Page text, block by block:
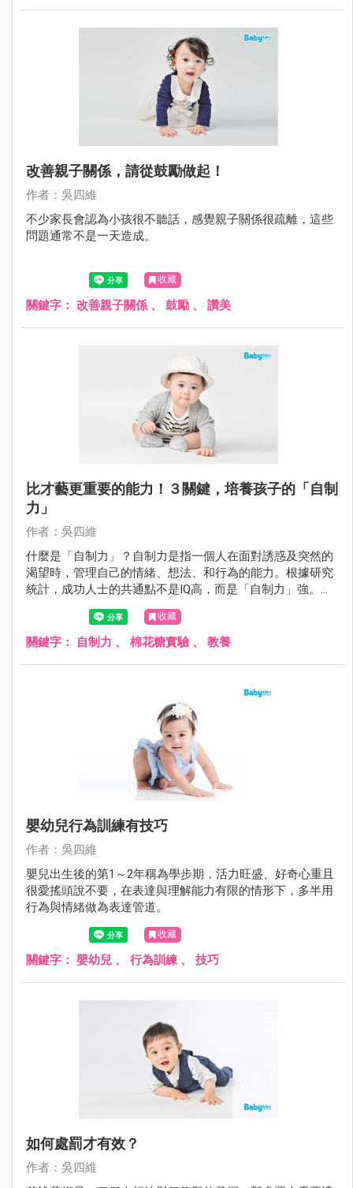
改善親子關係，請從鼓勵做起！
作者：吳四維
不少家長會認為小孩很不聽話，感覺親子關係很疏離，這些
問題通常不是一天造成。
收藏
關鍵字： 改善親子關係 、 鼓勵 、 讚美
比才藝更重要的能力！３關鍵，培養孩子的「自制
力」
作者：吳四維
什麼是「自制力」？自制力是指一個人在面對誘惑及突然的
渴望時，管理自己的情緒、想法、和行為的能力。根據研究
統計，成功人士的共通點不是IQ高，而是「自制力」強。如
何從小培養？
收藏
關鍵字： 自制力 、 棉花糖實驗、 教養
嬰幼兒行為訓練有技巧
作者：吳四維
嬰兒出生後的第1～2年稱為學步期，活力旺盛、好奇心重且
很愛搖頭說不要，在表達與理解能力有限的情形下，多半用
行為與情緒做為表達管道。
收藏
關鍵字： 嬰幼兒 、 行為訓練 、 技巧
如何處罰才有效？
作者：吳四維